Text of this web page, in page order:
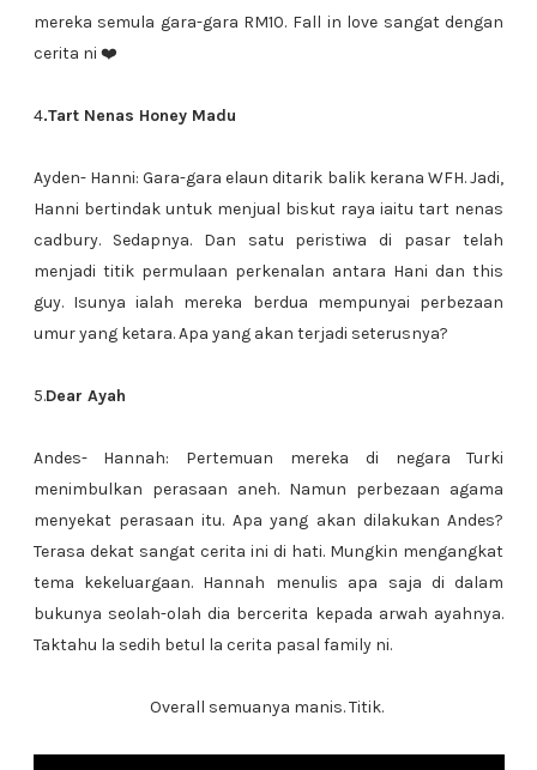
mereka semula gara-gara RM10. Fall in love sangat dengan
cerita ni ❤️
4.Tart Nenas Honey Madu
Ayden- Hanni: Gara-gara elaun ditarik balik kerana WFH. Jadi,
Hanni bertindak untuk menjual biskut raya iaitu tart nenas
cadbury. Sedapnya. Dan satu peristiwa di pasar telah
menjadi titik permulaan perkenalan antara Hani dan this
guy. Isunya ialah mereka berdua mempunyai perbezaan
umur yang ketara. Apa yang akan terjadi seterusnya?
5.Dear Ayah
Andes- Hannah: Pertemuan mereka di negara Turki
menimbulkan perasaan aneh. Namun perbezaan agama
menyekat perasaan itu. Apa yang akan dilakukan Andes?
Terasa dekat sangat cerita ini di hati. Mungkin mengangkat
tema kekeluargaan. Hannah menulis apa saja di dalam
bukunya seolah-olah dia bercerita kepada arwah ayahnya.
Taktahu la sedih betul la cerita pasal family ni.
Overall semuanya manis. Titik.